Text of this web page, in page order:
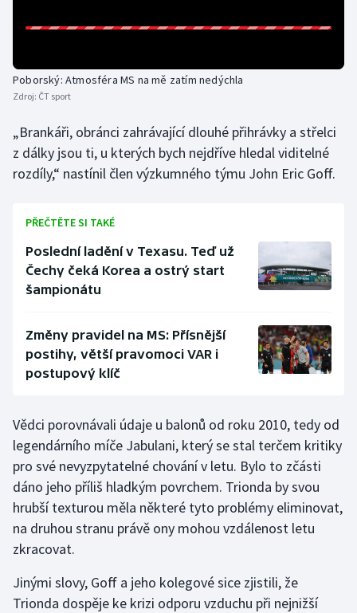
Poborský: Atmosféra MS na mě zatím nedýchla
Zdroj: ČT sport
„Brankáři, obránci zahrávající dlouhé přihrávky a střelci
z dálky jsou ti, u kterých bych nejdříve hledal viditelné
rozdíly,“ nastínil člen výzkumného týmu John Eric Goff.
PŘEČTĚTE SI TAKÉ
Poslední ladění v Texasu. Teď už
Čechy čeká Korea a ostrý start
šampionátu
Změny pravidel na MS: Přísnější
postihy, větší pravomoci VAR i
postupový klíč
Vědci porovnávali údaje u balonů od roku 2010, tedy od
legendárního míče Jabulani, který se stal terčem kritiky
pro své nevyzpytatelné chování v letu. Bylo to zčásti
dáno jeho příliš hladkým povrchem. Trionda by svou
hrubší texturou měla některé tyto problémy eliminovat,
na druhou stranu právě ony mohou vzdálenost letu
zkracovat.
Jinými slovy, Goff a jeho kolegové sice zjistili, že
Trionda dospěje ke krizi odporu vzduchu při nejnižší